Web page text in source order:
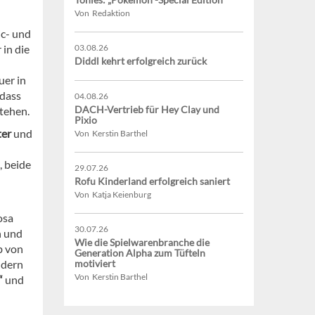
und
in die
in
und
beide
und
von
und
Von Redaktion
03.08.26
Diddl kehrt erfolgreich zurück
04.08.26
DACH-Vertrieb für Hey Clay und
Pixio
Von Kerstin Barthel
29.07.26
Rofu Kinderland erfolgreich saniert
Von Katja Keienburg
30.07.26
Wie die Spielwarenbranche die
Generation Alpha zum Tüfteln
motiviert
Von Kerstin Barthel